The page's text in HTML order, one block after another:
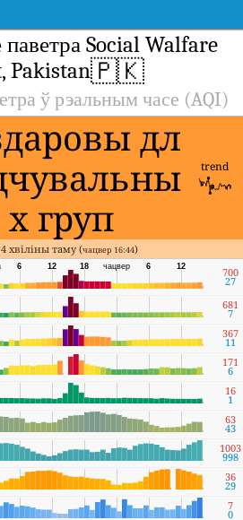
Social Walfare
Pakistan🇵🇰
ў рэальным часе (AQI)
дл
х груп
trend
хвіліны таму (чацвер 16:44)
12
6
чацвер
18
12
6 700
27
681
7
367
11
171
6
16
1
63
43
1003
998
36
29
7
0